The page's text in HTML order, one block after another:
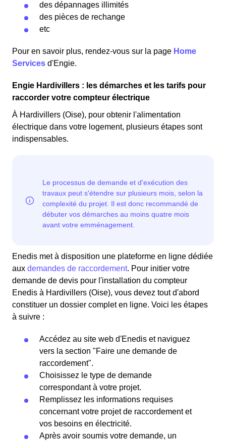
des dépannages illimités
des pièces de rechange
etc
Pour en savoir plus, rendez-vous sur la page Home
Services d'Engie.
Engie Hardivillers : les démarches et les tarifs pour
raccorder votre compteur électrique
À Hardivillers (Oise), pour obtenir l'alimentation
électrique dans votre logement, plusieurs étapes sont
indispensables.
Enedis met à disposition une plateforme en ligne dédiée
aux demandes de raccordement. Pour initier votre
demande de devis pour l'installation du compteur
Enedis à Hardivillers (Oise), vous devez tout d'abord
constituer un dossier complet en ligne. Voici les étapes
à suivre :
Accédez au site web d'Enedis et naviguez
vers la section "Faire une demande de
raccordement".
Choisissez le type de demande
correspondant à votre projet.
Remplissez les informations requises
concernant votre projet de raccordement et
vos besoins en électricité.
Après avoir soumis votre demande, un